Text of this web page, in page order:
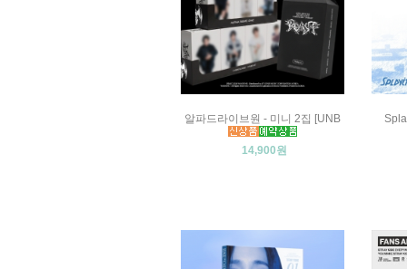
알파드라이브원 - 미니 2집 [UNB
14,900원